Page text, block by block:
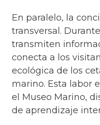
En paralelo, la
transversal.
transmiten
conecta a los
ecológica de los
marino. Esta labor
el Museo Marino,
de aprendizaje